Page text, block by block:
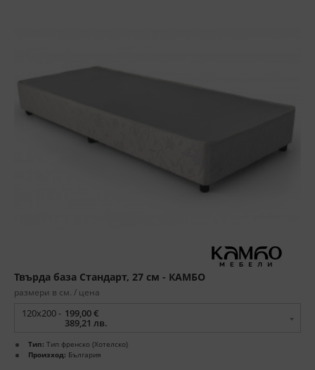
Твърда база Стандарт, 27 см - КАМБО
размери в см. / цена
120x200 - 199,00 €
389,21 лв.
Тип: Тип френско (Хотелско)
Произход: България